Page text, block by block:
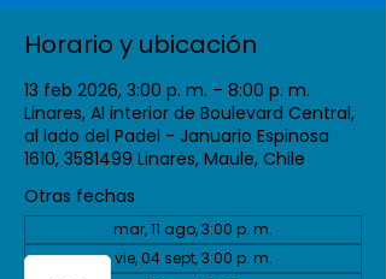
Horario y ubicación
13 feb 2026, 3:00 p. m. – 8:00 p. m.
Linares, Al interior de Boulevard Central,
al lado del Padel - Januario Espinosa
1610, 3581499 Linares, Maule, Chile
Otras fechas
mar, 11 ago, 3:00 p. m.
vie, 04 sept, 3:00 p. m.